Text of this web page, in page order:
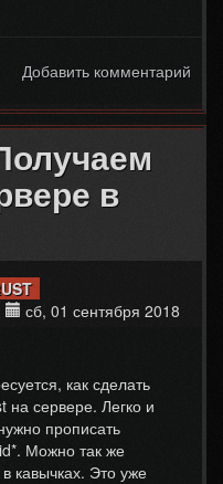
КАК СДЕЛАТЬ ПРИЦЕЛ
Добавить комментарий
в
сб, 01 сентября 2018
как сделать
на сервере. Легко и
прописать
Можно так же
кавычках. Это уже